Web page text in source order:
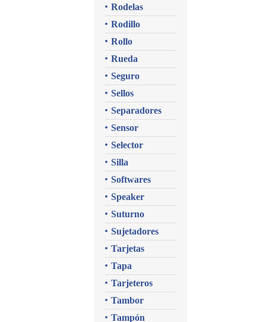
Rodelas
Rodillo
Rollo
Rueda
Seguro
Sellos
Separadores
Sensor
Selector
Silla
Softwares
Speaker
Suturno
Sujetadores
Tarjetas
Tapa
Tarjeteros
Tambor
Tampón